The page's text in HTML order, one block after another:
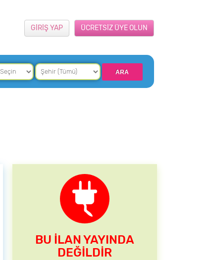
ÜCRETSİZ ÜYE OLUN
GİRİŞ YAP
BU İLAN YAYINDA
DEĞİLDİR